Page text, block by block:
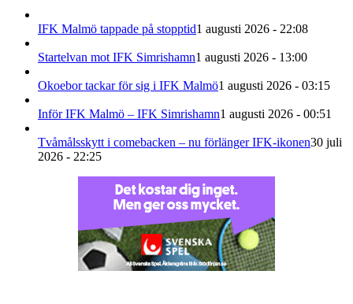
IFK Malmö tappade på stopptid1 augusti 2026 - 22:08
Startelvan mot IFK Simrishamn1 augusti 2026 - 13:00
Okoebor tackar för sig i IFK Malmö1 augusti 2026 - 03:15
Inför IFK Malmö – IFK Simrishamn1 augusti 2026 - 00:51
Tvåmålsskytt i comebacken – nu förlänger IFK-ikonen30 juli
2026 - 22:25